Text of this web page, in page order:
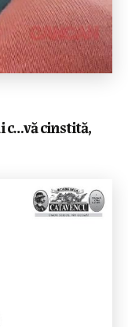
c…vă cinstită,